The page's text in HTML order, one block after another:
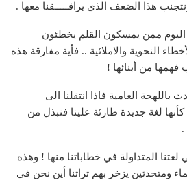
هذا الضعف الذي يرافـــــقنا معها .
اليوم ممن يمسكون القلم يخطئون
النحوية والاملائية .. فأية مفارقة هذه
فهمها من أبنائها !
باللهجة العامية فاذا انتقلنا الى
لغة جديدة طارئة علينا فنبذل من
.
المتداولة في خطاباتنا منها ! وهذه
ومتحدثين يزخر بهم تراثنا أين نحن في